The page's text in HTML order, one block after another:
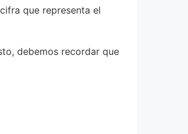
que representa el
debemos recordar que